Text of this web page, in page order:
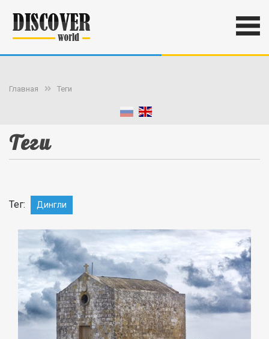
Главная Теги
Теги
Тег: Дингли